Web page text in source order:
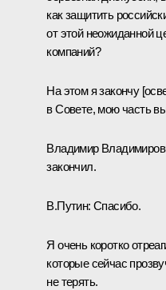
как защитить
от этой неожиданной
компаний?
На этом я закончу
в Совете, мою часть
Владимир
закончил.
В.Путин: Спасибо.
Я очень коротко
которые сейчас
не терять.